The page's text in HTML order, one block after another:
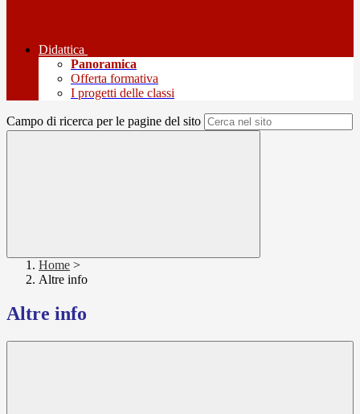
Didattica
Panoramica
Offerta formativa
I progetti delle classi
Campo di ricerca per le pagine del sito
Home >
Altre info
Altre info